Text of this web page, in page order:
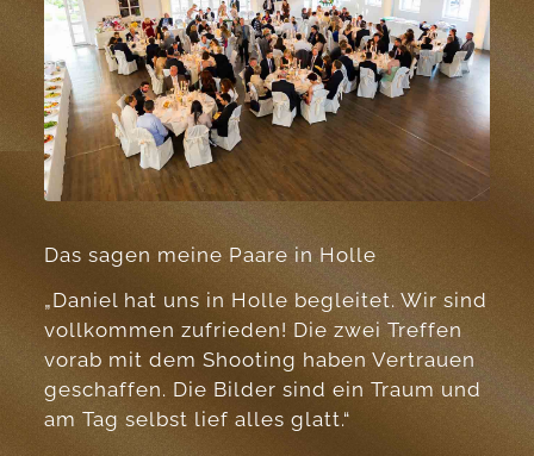
Das sagen meine Paare in Holle
„Daniel hat uns in Holle begleitet. Wir sind
vollkommen zufrieden! Die zwei Treffen
vorab mit dem Shooting haben Vertrauen
geschaffen. Die Bilder sind ein Traum und
am Tag selbst lief alles glatt.“